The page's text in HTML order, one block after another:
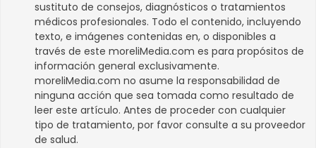
sustituto de consejos, diagnósticos o tratamientos
médicos profesionales. Todo el contenido, incluyendo
texto, e imágenes contenidas en, o disponibles a
través de este moreliMedia.com es para propósitos de
información general exclusivamente.
moreliMedia.com no asume la responsabilidad de
ninguna acción que sea tomada como resultado de
leer este artículo. Antes de proceder con cualquier
tipo de tratamiento, por favor consulte a su proveedor
de salud.